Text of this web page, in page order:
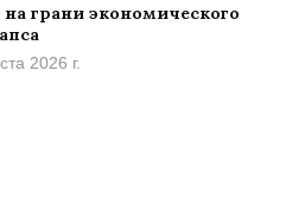
грани экономического
2026 г.